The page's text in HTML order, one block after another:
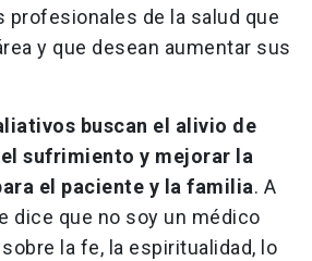
profesionales de la salud que
y que desean aumentar sus
buscan el alivio de
sufrimiento y mejorar la
el paciente y la familia. A
dice que no soy un médico
la fe, la espiritualidad, lo